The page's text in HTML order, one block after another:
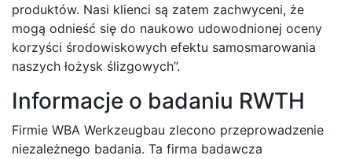
produktów. Nasi klienci są zatem zachwyceni, że
mogą odnieść się do naukowo udowodnionej oceny
korzyści środowiskowych efektu samosmarowania
naszych łożysk ślizgowych”.
Informacje o badaniu RWTH
Firmie WBA Werkzeugbau zlecono przeprowadzenie
niezależnego badania. Ta firma badawcza